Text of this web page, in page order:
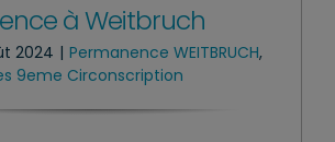
à Weitbruch
2024 | Permanence WEITBRUCH,
9eme Circonscription